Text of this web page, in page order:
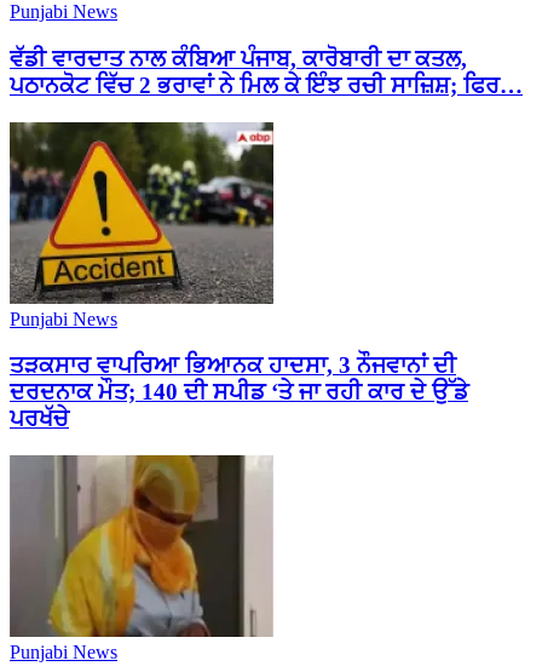
Punjabi News
ਵੱਡੀ ਵਾਰਦਾਤ ਨਾਲ ਕੰਬਿਆ ਪੰਜਾਬ, ਕਾਰੋਬਾਰੀ ਦਾ ਕਤਲ,
ਪਠਾਨਕੋਟ ਵਿੱਚ 2 ਭਰਾਵਾਂ ਨੇ ਮਿਲ ਕੇ ਇੰਝ ਰਚੀ ਸਾਜ਼ਿਸ਼; ਫਿਰ…
Punjabi News
ਤੜਕਸਾਰ ਵਾਪਰਿਆ ਭਿਆਨਕ ਹਾਦਸਾ, 3 ਨੌਜਵਾਨਾਂ ਦੀ
ਦਰਦਨਾਕ ਮੌਤ; 140 ਦੀ ਸਪੀਡ ‘ਤੇ ਜਾ ਰਹੀ ਕਾਰ ਦੇ ਉੱਡੇ
ਪਰਖੱਚੇ
Punjabi News